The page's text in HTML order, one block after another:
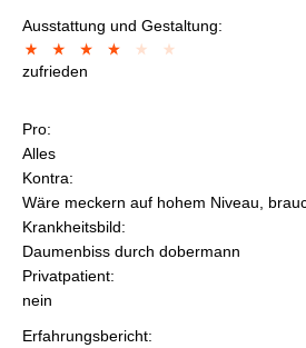
Ausstattung und Gestaltung:
zufrieden
Pro:
Alles
Kontra:
Wäre meckern auf hohem Niveau,
Krankheitsbild:
Daumenbiss durch dobermann
Privatpatient:
nein
Erfahrungsbericht: